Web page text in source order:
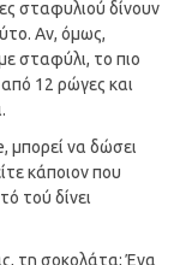
σταφυλιού δίνουν
Αν, όμως,
σταφύλι, το πιο
12 ρώγες και
μπορεί να δώσει
κάποιον που
τού δίνει
τη σοκολάτα; Ένα